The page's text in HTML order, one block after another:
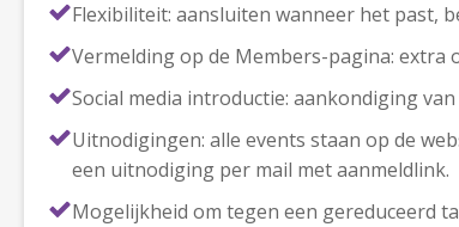
Flexibiliteit: aansluiten wanneer het past,
Vermelding op de Members-pagina: extra
Social media introductie: aankondiging
Uitnodigingen: alle events staan op de
een uitnodiging per mail met aanmeldlink.
Mogelijkheid om tegen een gereduceerd